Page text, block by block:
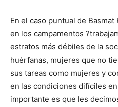
En el caso puntual de
en los campamentos
estratos más débiles de la
huérfanas, mujeres que no
sus tareas como mujeres y
en las condiciones difíciles
importante es que les